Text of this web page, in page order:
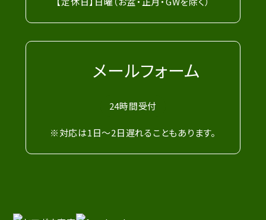
メールフォーム
24時間受付
※対応は1日～2日遅れることもあります。